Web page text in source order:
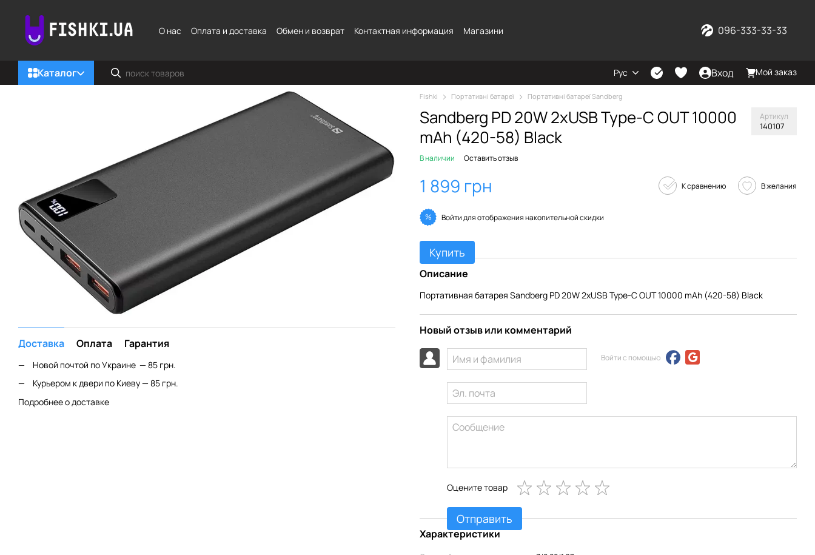
О нас
Оплата и доставка Обмен и возврат Контактная информация Магазини 096-333-33-33
Каталог Рус Вход Мой заказ
Доставка Оплата Гарантия
Новой почтой по Украине — 85 грн.
Курьером к двери по Киеву — 85 грн.
Подробнее о доставке
Fishki Портативні батареї Портативні батареї Sandberg
Sandberg PD 20W 2xUSB Type-C OUT 10000
mAh (420-58) Black
Артикул
140107
В наличии Оставить отзыв
1 899 грн К сравнению В желания
% Войтидля отображения накопительной скидки
Купить
Описание
Портативная батарея Sandberg PD 20W 2xUSB Type-C OUT 10000 mAh (420-58) Black
Новый отзыв или комментарий
Войти с помощью
Оцените товар
Отправить
Характеристики